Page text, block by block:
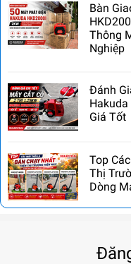
Bàn
Thông
Nghiệp
Đánh
Hakuda
Giá Tốt
Top
Thị
Dòng